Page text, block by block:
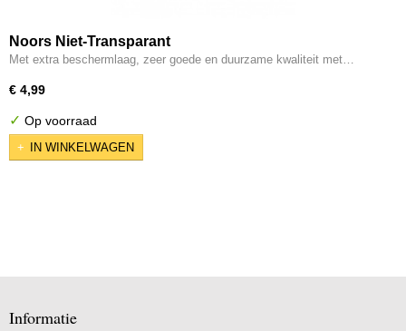
Noors Niet-Transparant
Met extra beschermlaag, zeer goede en duurzame kwaliteit met…
€ 4,99
✓ Op voorraad
IN WINKELWAGEN
Informatie